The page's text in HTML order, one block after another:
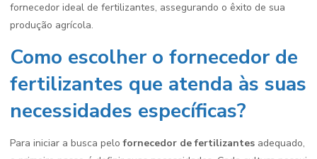
fornecedor ideal de fertilizantes, assegurando o êxito de sua
produção agrícola.
Como escolher o fornecedor de
fertilizantes que atenda às suas
necessidades específicas?
Para iniciar a busca pelofornecedor de fertilizantes adequado,